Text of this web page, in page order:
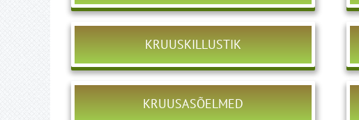
KRUUSKILLUSTIK
KRUUSASÕELMED